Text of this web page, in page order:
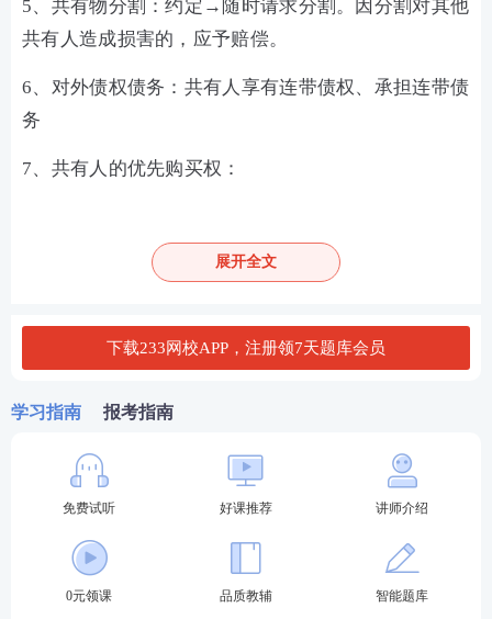
5、共有物分割：约定→随时请求分割。因分割对其他
共有人造成损害的，应予赔偿。
6、对外债权债务：共有人享有连带债权、承担连带债
务
7、共有人的优先购买权：
继承、遗赠等原因发生变化时，其他按份共有人主张
优先购买的，不予支持，但按份共有人之间另有约定
(2)优先购买权需在同等条件下行使：应当综合考虑共
(3)优先购买权需在期限内行使
者约定不明的，按照下列情形确定：
①转让人向其他按份共有人发出的包含同等条件内容
展开全文
下载233网校APP，注册领7天题库会员
学习指南 报考指南
免费试听 好课推荐 讲师介绍
0元领课 品质教辅 智能题库